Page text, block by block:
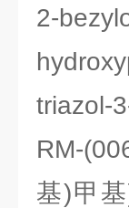
2-
triazol-
RM-
基)甲